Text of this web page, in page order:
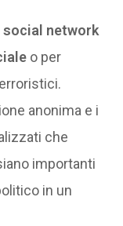
social network
o per
anonima e i
che
importanti
in un